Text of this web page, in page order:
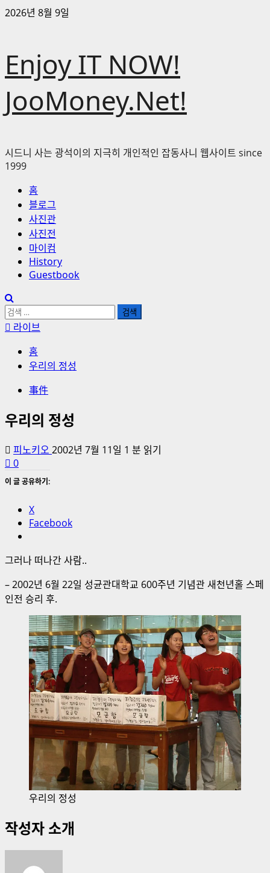
콘
로
바
기
2026년 8월 9일
Enjoy IT NOW!
JooMoney.Net!
시드니 사는 광석이의 지극히 개인적인 잡동사니 웹사이트 since
1999
홈
블로그
사진관
사진전
마이컴
History
Guestbook
검
색:라이브
홈
우리의 정성
事件
우리의 정성
피노키오 2002년 7월 11일 1 분 읽기
0
이 글 공유하기:
X
Facebook
그러나 떠나간 사람..
– 2002년 6월 22일 성균관대학교 600주년 기념관 새천년홀 스페
인전 승리 후.
우리의 정성
작성자 소개